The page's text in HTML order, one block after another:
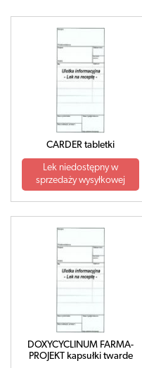
CARDER tabletki
Lek niedostępny w
sprzedaży wysyłkowej
DOXYCYCLINUM FARMA-
PROJEKT kapsułki twarde